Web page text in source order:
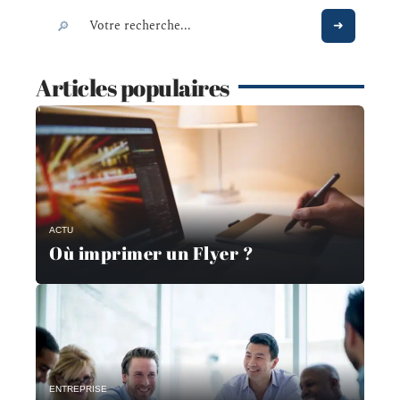
Articles populaires
ACTU
Où imprimer un Flyer ?
ENTREPRISE